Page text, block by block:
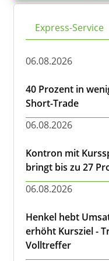
Express-Service
06.08.2026
40 Prozent in
Short-Trade
06.08.2026
Kontron mit
bringt bis zu 27
06.08.2026
Henkel hebt
erhöht Kursziel -
Volltreffer